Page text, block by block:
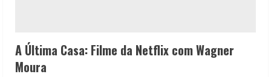
A Última Casa: Filme da Netflix com Wagner
Moura